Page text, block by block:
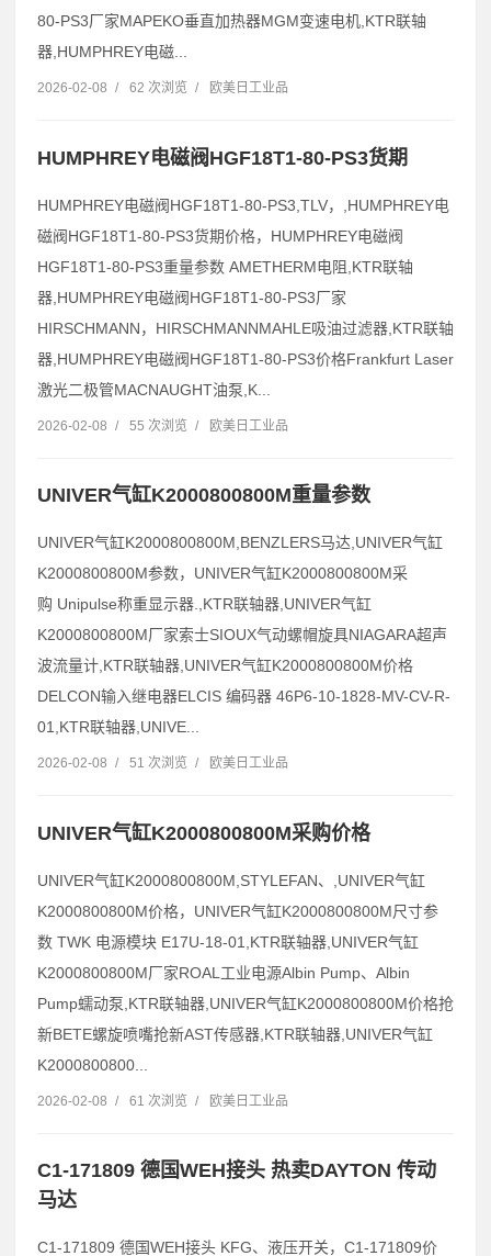
80-PS3厂家MAPEKO垂直加热器MGM变速电机,KTR联轴
器,HUMPHREY电磁...
2026-02-08 / 62 次浏览 / 欧美日工业品
HUMPHREY电磁阀HGF18T1-80-PS3货期
HUMPHREY电磁阀HGF18T1-80-PS3,TLV，,HUMPHREY电
磁阀HGF18T1-80-PS3货期价格，HUMPHREY电磁阀
HGF18T1-80-PS3重量参数 AMETHERM电阻,KTR联轴
器,HUMPHREY电磁阀HGF18T1-80-PS3厂家
HIRSCHMANN，HIRSCHMANNMAHLE吸油过滤器,KTR联轴
器,HUMPHREY电磁阀HGF18T1-80-PS3价格Frankfurt Laser
激光二极管MACNAUGHT油泵,K...
2026-02-08 / 55 次浏览 / 欧美日工业品
UNIVER气缸K2000800800M重量参数
UNIVER气缸K2000800800M,BENZLERS马达,UNIVER气缸
K2000800800M参数，UNIVER气缸K2000800800M采
购 Unipulse称重显示器.,KTR联轴器,UNIVER气缸
K2000800800M厂家索士SIOUX气动螺帽旋具NIAGARA超声
波流量计,KTR联轴器,UNIVER气缸K2000800800M价格
DELCON输入继电器ELCIS 编码器 46P6-10-1828-MV-CV-R-
01,KTR联轴器,UNIVE...
2026-02-08 / 51 次浏览 / 欧美日工业品
UNIVER气缸K2000800800M采购价格
UNIVER气缸K2000800800M,STYLEFAN、,UNIVER气缸
K2000800800M价格，UNIVER气缸K2000800800M尺寸参
数 TWK 电源模块 E17U-18-01,KTR联轴器,UNIVER气缸
K2000800800M厂家ROAL工业电源Albin Pump、Albin
Pump蠕动泵,KTR联轴器,UNIVER气缸K2000800800M价格抢
新BETE螺旋喷嘴抢新AST传感器,KTR联轴器,UNIVER气缸
K2000800800...
2026-02-08 / 61 次浏览 / 欧美日工业品
C1-171809 德国WEH接头 热卖DAYTON 传动
马达
C1-171809 德国WEH接头 KFG、液压开关，C1-171809价